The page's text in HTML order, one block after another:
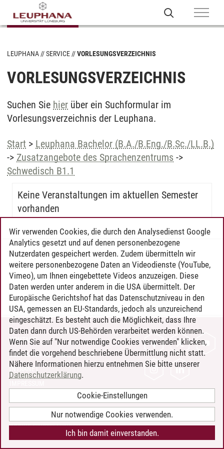
LEUPHANA SERVICE VORLESUNGSVERZEICHNIS
VORLESUNGSVERZEICHNIS
Suchen Sie hier über ein Suchformular im
Vorlesungsverzeichnis der Leuphana.
Start > Leuphana Bachelor (B.A./B.Eng./B.Sc./LL.B.)
-> Zusatzangebote des Sprachenzentrums ->
Schwedisch B1.1
Keine Veranstaltungen im aktuellen Semester
vorhanden
Timo Leder/30.06.2024
KONTAKT
LEUPHANA ALS ARBEITGEBER
INTRANET
BARRIEREFREIHEIT
COOKIE-EINSTELLUNGEN
Wir verwenden Cookies, die durch den Analysedienst Google
Analytics gesetzt und auf denen personenbezogene
Nutzerdaten gespeichert werden. Zudem übermitteln wir
weitere personenbezogene Daten an Videodienste (YouTube,
Vimeo), um Ihnen eingebettete Videos anzuzeigen. Diese
Daten werden unter anderem in die USA übermittelt. Der
Europäische Gerichtshof hat das Datenschutzniveau in den
USA, gemessen an EU-Standards, jedoch als unzureichend
eingeschätzt. Es besteht auch die Möglichkeit, dass Ihre
Daten dann durch US-Behörden verarbeitet werden können.
Wenn Sie auf "Nur notwendige Cookies verwenden" klicken,
findet die vorgehend beschriebene Übermittlung nicht statt.
Nähere Informationen hierzu entnehmen Sie bitte unserer
Datenschutzerklärung.
Cookie-Einstellungen
Nur notwendige Cookies verwenden.
Ich bin damit einverstanden.